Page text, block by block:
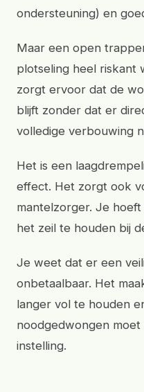
ondersteuning) en
Maar een open
plotseling heel riskant
zorgt ervoor dat de
blijft zonder dat er
volledige verbouwing
Het is een
effect. Het zorgt ook
mantelzorger. Je
het zeil te houden bij
Je weet dat er een
onbetaalbaar. Het
langer vol te houden
noodgedwongen
instelling.